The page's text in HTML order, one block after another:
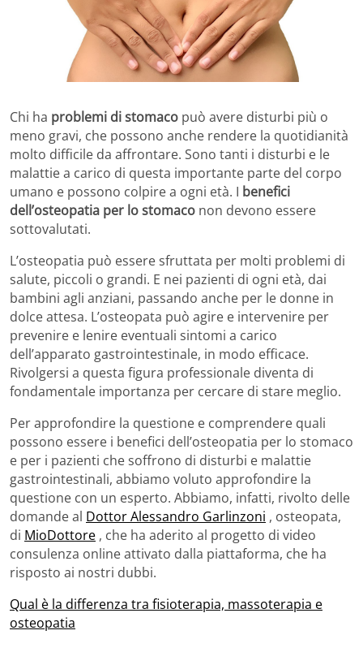
Chi ha problemi di stomaco può avere disturbi più o
meno gravi, che possono anche rendere la quotidianità
molto difficile da affrontare. Sono tanti i disturbi e le
malattie a carico di questa importante parte del corpo
umano e possono colpire a ogni età. I benefici
dell’osteopatia per lo stomaco non devono essere
sottovalutati.
L’osteopatia può essere sfruttata per molti problemi di
salute, piccoli o grandi. E nei pazienti di ogni età, dai
bambini agli anziani, passando anche per le donne in
dolce attesa. L’osteopata può agire e intervenire per
prevenire e lenire eventuali sintomi a carico
dell’apparato gastrointestinale, in modo efficace.
Rivolgersi a questa figura professionale diventa di
fondamentale importanza per cercare di stare meglio.
Per approfondire la questione e comprendere quali
possono essere i benefici dell’osteopatia per lo stomaco
e per i pazienti che soffrono di disturbi e malattie
gastrointestinali, abbiamo voluto approfondire la
questione con un esperto. Abbiamo, infatti, rivolto delle
domande al Dottor Alessandro Garlinzoni , osteopata,
di MioDottore , che ha aderito al progetto di video
consulenza online attivato dalla piattaforma, che ha
risposto ai nostri dubbi.
Qual è la differenza tra fisioterapia, massoterapia e
osteopatia